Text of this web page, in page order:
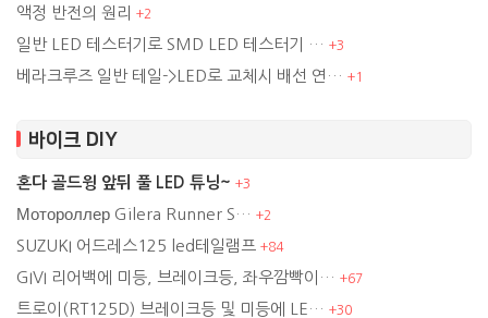
액정 반전의 원리 +2
일반 LED 테스터기로 SMD LED 테스터기 … +3
베라크루즈 일반 테일->LED로 교체시 배선 연… +1
바이크 DIY
혼다 골드윙 앞뒤 풀 LED 튜닝~ +3
Мотороллер Gilera Runner S… +2
SUZUKI 어드레스125 led테일램프 +84
GIVI 리어백에 미등, 브레이크등, 좌우깜빡이… +67
트로이(RT125D) 브레이크등 및 미등에 LE… +30